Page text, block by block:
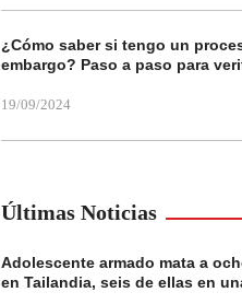
¿Cómo saber si tengo un
embargo? Paso a paso para
19/09/2024
Últimas Noticias
Adolescente armado mata a
en Tailandia, seis de ellas en